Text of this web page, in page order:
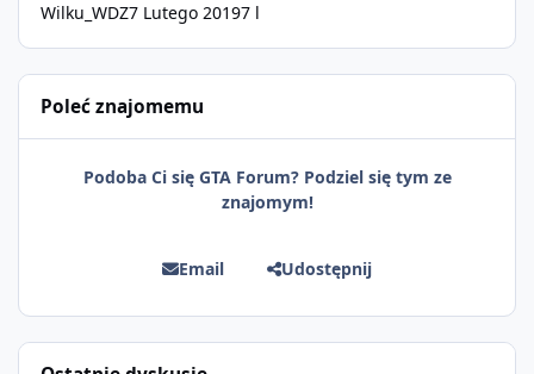
Wilku_WDZ7 Lutego 20197 l
Poleć znajomemu
Podoba Ci się GTA Forum? Podziel się tym ze
znajomym!
Email Udostępnij